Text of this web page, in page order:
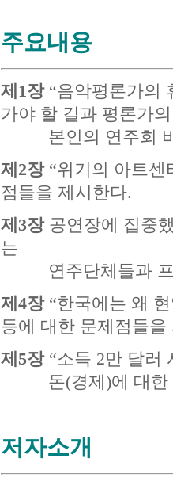
주요내용
제1장“음악평론가의
가야 할 길과 평론가
본인의 연주회 비
제2장“위기의 아트센
점들을 제시한다.
제3장공연장에 집중
는
연주단체들과 프
제4장“한국에는 왜
등에 대한 문제점들을
제5장“소득 2만 달러
돈(경제)에 대한 문
저자소개